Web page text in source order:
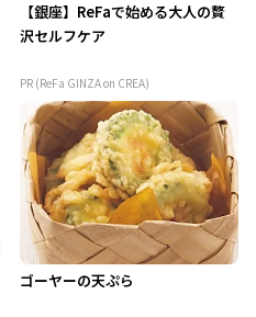
【銀座】ReFaで始める大人の贅
沢セルフケア
PR (ReFa GINZA on CREA)
ゴーヤーの天ぷら